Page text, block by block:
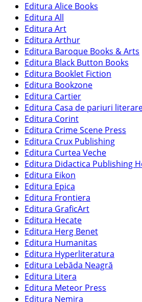
Editura Alice Books
Editura All
Editura Art
Editura Arthur
Editura Baroque Books & Arts
Editura Black Button Books
Editura Booklet Fiction
Editura Bookzone
Editura Cartier
Editura Casa de pariuri
Editura Corint
Editura Crime Scene Press
Editura Crux Publishing
Editura Curtea Veche
Editura Didactica Publishing
Editura Eikon
Editura Epica
Editura Frontiera
Editura GraficArt
Editura Hecate
Editura Herg Benet
Editura Humanitas
Editura Hyperliteratura
Editura Lebăda Neagră
Editura Litera
Editura Meteor Press
Editura Nemira